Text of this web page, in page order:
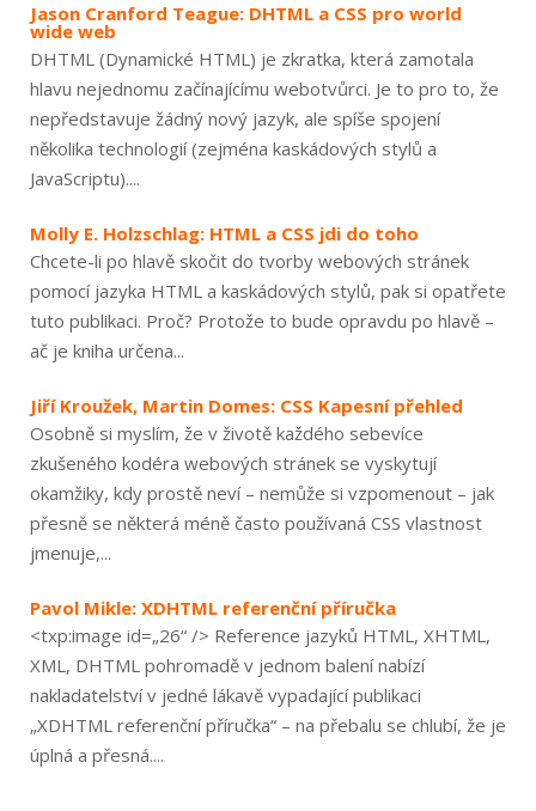
Jason Cranford Teague: DHTML a CSS pro world
wide web
DHTML (Dynamické HTML) je zkratka, která zamotala
hlavu nejednomu začínajícímu webotvůrci. Je to pro to, že
nepředstavuje žádný nový jazyk, ale spíše spojení
několika technologií (zejména kaskádových stylů a
JavaScriptu)....
Molly E. Holzschlag: HTML a CSS jdi do toho
Chcete-li po hlavě skočit do tvorby webových stránek
pomocí jazyka HTML a kaskádových stylů, pak si opatřete
tuto publikaci. Proč? Protože to bude opravdu po hlavě –
ač je kniha určena...
Jiří Kroužek, Martin Domes: CSS Kapesní přehled
Osobně si myslím, že v životě každého sebevíce
zkušeného kodéra webových stránek se vyskytují
okamžiky, kdy prostě neví – nemůže si vzpomenout – jak
přesně se některá méně často používaná CSS vlastnost
jmenuje,...
Pavol Mikle: XDHTML referenční příručka
<txp:image id=„26“ /> Reference jazyků HTML, XHTML,
XML, DHTML pohromadě v jednom balení nabízí
nakladatelství v jedné lákavě vypadající publikaci
„XDHTML referenční příručka“ – na přebalu se chlubí, že je
úplná a přesná....